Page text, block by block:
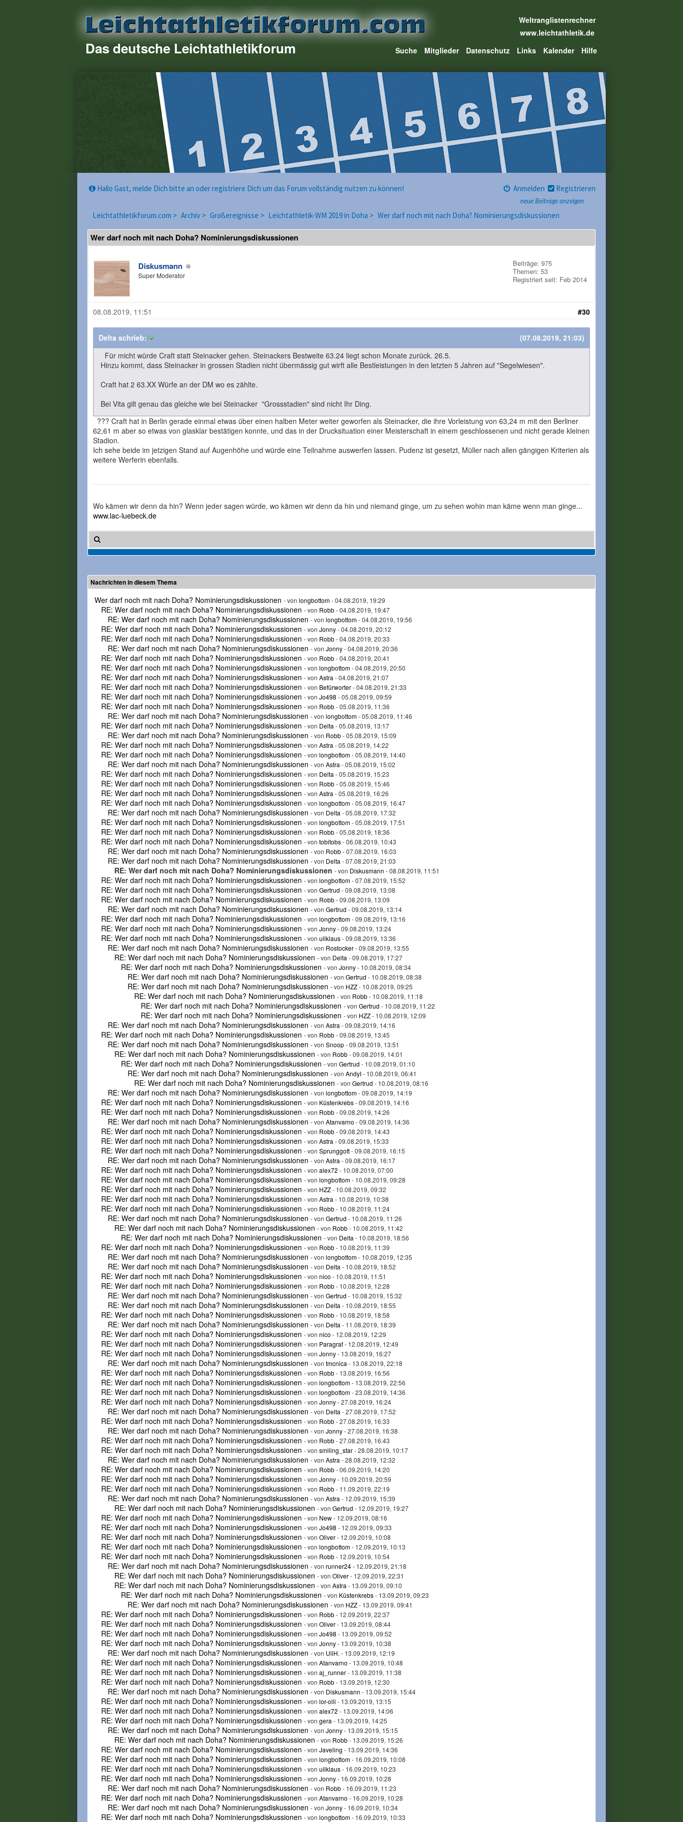
Das deutsche Leichtathletikforum
Weltranglistenrechner
www.leichtathletik.de
Suche
Mitglieder Datenschutz Links Kalender Hilfe
neue Beiträge anzeigen
Hallo Gast, melde Dich bitte an oder registriere Dich um das Forum vollständig nutzen zu können! Anmelden Registrieren
Leichtathletikforum.com > Archiv > Großereignisse > Leichtathletik-WM 2019 in Doha > Wer darf noch mit nach Doha? Nominierungsdiskussionen
Wer darf noch mit nach Doha? Nominierungsdiskussionen
Diskusmann
Super Moderator
Beiträge: 975
Themen: 53
Registriert seit: Feb 2014
#30
08.08.2019, 11:51
(07.08.2019, 21:03)
Delta schrieb:
Für micht würde Craft statt Steinacker gehen. Steinackers Bestweite 63.24 liegt schon Monate zurück. 26.5.
Hinzu kommt, dass Steinacker in grossen Stadien nicht übermässig gut wirft alle Bestleistungen in den letzten 5 Jahren auf "Segelwiesen".
Craft hat 2 63.XX Würfe an der DM wo es zählte.
Bei Vita gilt genau das gleiche wie bei Steinacker "Grossstadien" sind nicht Ihr Ding.
??? Craft hat in Berlin gerade einmal etwas über einen halben Meter weiter geworfen als Steinacker, die ihre Vorleistung von 63,24 m mit den Berliner
62,61 m aber so etwas von glasklar bestätigen konnte, und das in der Drucksituation einer Meisterschaft in einem geschlossenen und nicht gerade kleinen
Stadion.
Ich sehe beide im jetzigen Stand auf Augenhöhe und würde eine Teilnahme auswerfen lassen. Pudenz ist gesetzt, Müller nach allen gängigen Kriterien als
weitere Werferin ebenfalls.
Wo kämen wir denn da hin? Wenn jeder sagen würde, wo kämen wir denn da hin und niemand ginge, um zu sehen wohin man käme wenn man ginge...
www.lac-luebeck.de
Nachrichten in diesem Thema
Wer darf noch mit nach Doha? Nominierungsdiskussionen - von longbottom- 04.08.2019, 19:29
RE: Wer darf noch mit nach Doha? Nominierungsdiskussionen - von Robb- 04.08.2019, 19:47
RE: Wer darf noch mit nach Doha? Nominierungsdiskussionen - von longbottom- 04.08.2019, 19:56
RE: Wer darf noch mit nach Doha? Nominierungsdiskussionen - von Jonny- 04.08.2019, 20:12
RE: Wer darf noch mit nach Doha? Nominierungsdiskussionen - von Robb- 04.08.2019, 20:33
RE: Wer darf noch mit nach Doha? Nominierungsdiskussionen - von Jonny- 04.08.2019, 20:36
RE: Wer darf noch mit nach Doha? Nominierungsdiskussionen - von Robb- 04.08.2019, 20:41
RE: Wer darf noch mit nach Doha? Nominierungsdiskussionen - von longbottom- 04.08.2019, 20:50
RE: Wer darf noch mit nach Doha? Nominierungsdiskussionen - von Astra - 04.08.2019, 21:07
RE: Wer darf noch mit nach Doha? Nominierungsdiskussionen - von Befürworter- 04.08.2019, 21:33
RE: Wer darf noch mit nach Doha? Nominierungsdiskussionen - von Jo498 - 05.08.2019, 09:59
RE: Wer darf noch mit nach Doha? Nominierungsdiskussionen - von Robb- 05.08.2019, 11:36
RE: Wer darf noch mit nach Doha? Nominierungsdiskussionen - von longbottom- 05.08.2019, 11:46
RE: Wer darf noch mit nach Doha? Nominierungsdiskussionen - von Delta - 05.08.2019, 13:17
RE: Wer darf noch mit nach Doha? Nominierungsdiskussionen - von Robb- 05.08.2019, 15:09
RE: Wer darf noch mit nach Doha? Nominierungsdiskussionen - von Astra - 05.08.2019, 14:22
RE: Wer darf noch mit nach Doha? Nominierungsdiskussionen - von longbottom- 05.08.2019, 14:40
RE: Wer darf noch mit nach Doha? Nominierungsdiskussionen - von Astra - 05.08.2019, 15:02
RE: Wer darf noch mit nach Doha? Nominierungsdiskussionen - von Delta - 05.08.2019, 15:23
RE: Wer darf noch mit nach Doha? Nominierungsdiskussionen - von Robb- 05.08.2019, 15:46
RE: Wer darf noch mit nach Doha? Nominierungsdiskussionen - von Astra - 05.08.2019, 16:26
RE: Wer darf noch mit nach Doha? Nominierungsdiskussionen - von longbottom- 05.08.2019, 16:47
RE: Wer darf noch mit nach Doha? Nominierungsdiskussionen - von Delta - 05.08.2019, 17:32
RE: Wer darf noch mit nach Doha? Nominierungsdiskussionen - von longbottom- 05.08.2019, 17:51
RE: Wer darf noch mit nach Doha? Nominierungsdiskussionen - von Robb- 05.08.2019, 18:36
RE: Wer darf noch mit nach Doha? Nominierungsdiskussionen - von tobitobs- 06.08.2019, 10:43
RE: Wer darf noch mit nach Doha? Nominierungsdiskussionen - von Robb- 07.08.2019, 16:03
RE: Wer darf noch mit nach Doha? Nominierungsdiskussionen - von Delta - 07.08.2019, 21:03
RE: Wer darf noch mit nach Doha? Nominierungsdiskussionen - von Diskusmann - 08.08.2019, 11:51
RE: Wer darf noch mit nach Doha? Nominierungsdiskussionen - von longbottom- 07.08.2019, 15:52
RE: Wer darf noch mit nach Doha? Nominierungsdiskussionen - von Gertrud - 09.08.2019, 13:08
RE: Wer darf noch mit nach Doha? Nominierungsdiskussionen - von Robb- 09.08.2019, 13:09
RE: Wer darf noch mit nach Doha? Nominierungsdiskussionen - von Gertrud - 09.08.2019, 13:14
RE: Wer darf noch mit nach Doha? Nominierungsdiskussionen - von longbottom- 09.08.2019, 13:16
RE: Wer darf noch mit nach Doha? Nominierungsdiskussionen - von Jonny- 09.08.2019, 13:24
RE: Wer darf noch mit nach Doha? Nominierungsdiskussionen - von uliklaus- 09.08.2019, 13:36
RE: Wer darf noch mit nach Doha? Nominierungsdiskussionen - von Rostocker- 09.08.2019, 13:55
RE: Wer darf noch mit nach Doha? Nominierungsdiskussionen - von Delta - 09.08.2019, 17:27
RE: Wer darf noch mit nach Doha? Nominierungsdiskussionen - von Jonny- 10.08.2019, 08:34
RE: Wer darf noch mit nach Doha? Nominierungsdiskussionen - von Gertrud - 10.08.2019, 08:38
RE: Wer darf noch mit nach Doha? Nominierungsdiskussionen - von HZZ- 10.08.2019, 09:25
RE: Wer darf noch mit nach Doha? Nominierungsdiskussionen - von Robb- 10.08.2019, 11:18
RE: Wer darf noch mit nach Doha? Nominierungsdiskussionen - von Gertrud - 10.08.2019, 11:22
RE: Wer darf noch mit nach Doha? Nominierungsdiskussionen - von HZZ- 10.08.2019, 12:09
RE: Wer darf noch mit nach Doha? Nominierungsdiskussionen - von Astra - 09.08.2019, 14:16
RE: Wer darf noch mit nach Doha? Nominierungsdiskussionen - von Robb- 09.08.2019, 13:45
RE: Wer darf noch mit nach Doha? Nominierungsdiskussionen - von Snoop- 09.08.2019, 13:51
RE: Wer darf noch mit nach Doha? Nominierungsdiskussionen - von Robb- 09.08.2019, 14:01
RE: Wer darf noch mit nach Doha? Nominierungsdiskussionen - von Gertrud - 10.08.2019, 01:10
RE: Wer darf noch mit nach Doha? Nominierungsdiskussionen - von AndyI- 10.08.2019, 06:41
RE: Wer darf noch mit nach Doha? Nominierungsdiskussionen - von Gertrud - 10.08.2019, 08:16
RE: Wer darf noch mit nach Doha? Nominierungsdiskussionen - von longbottom- 09.08.2019, 14:19
RE: Wer darf noch mit nach Doha? Nominierungsdiskussionen - von Küstenkrebs- 09.08.2019, 14:16
RE: Wer darf noch mit nach Doha? Nominierungsdiskussionen - von Robb- 09.08.2019, 14:26
RE: Wer darf noch mit nach Doha? Nominierungsdiskussionen - von Atanvarno - 09.08.2019, 14:36
RE: Wer darf noch mit nach Doha? Nominierungsdiskussionen - von Robb- 09.08.2019, 14:43
RE: Wer darf noch mit nach Doha? Nominierungsdiskussionen - von Astra - 09.08.2019, 15:33
RE: Wer darf noch mit nach Doha? Nominierungsdiskussionen - von Sprunggott- 09.08.2019, 16:15
RE: Wer darf noch mit nach Doha? Nominierungsdiskussionen - von Astra - 09.08.2019, 16:17
RE: Wer darf noch mit nach Doha? Nominierungsdiskussionen - von alex72 - 10.08.2019, 07:00
RE: Wer darf noch mit nach Doha? Nominierungsdiskussionen - von longbottom- 10.08.2019, 09:28
RE: Wer darf noch mit nach Doha? Nominierungsdiskussionen - von HZZ- 10.08.2019, 09:32
RE: Wer darf noch mit nach Doha? Nominierungsdiskussionen - von Astra - 10.08.2019, 10:38
RE: Wer darf noch mit nach Doha? Nominierungsdiskussionen - von Robb- 10.08.2019, 11:24
RE: Wer darf noch mit nach Doha? Nominierungsdiskussionen - von Gertrud - 10.08.2019, 11:26
RE: Wer darf noch mit nach Doha? Nominierungsdiskussionen - von Robb- 10.08.2019, 11:42
RE: Wer darf noch mit nach Doha? Nominierungsdiskussionen - von Delta - 10.08.2019, 18:56
RE: Wer darf noch mit nach Doha? Nominierungsdiskussionen - von Robb- 10.08.2019, 11:39
RE: Wer darf noch mit nach Doha? Nominierungsdiskussionen - von longbottom- 10.08.2019, 12:35
RE: Wer darf noch mit nach Doha? Nominierungsdiskussionen - von Delta - 10.08.2019, 18:52
RE: Wer darf noch mit nach Doha? Nominierungsdiskussionen - von nico - 10.08.2019, 11:51
RE: Wer darf noch mit nach Doha? Nominierungsdiskussionen - von Robb- 10.08.2019, 12:28
RE: Wer darf noch mit nach Doha? Nominierungsdiskussionen - von Gertrud - 10.08.2019, 15:32
RE: Wer darf noch mit nach Doha? Nominierungsdiskussionen - von Delta - 10.08.2019, 18:55
RE: Wer darf noch mit nach Doha? Nominierungsdiskussionen - von Robb- 10.08.2019, 18:58
RE: Wer darf noch mit nach Doha? Nominierungsdiskussionen - von Delta - 11.08.2019, 18:39
RE: Wer darf noch mit nach Doha? Nominierungsdiskussionen - von nico - 12.08.2019, 12:29
RE: Wer darf noch mit nach Doha? Nominierungsdiskussionen - von Paragraf- 12.08.2019, 12:49
RE: Wer darf noch mit nach Doha? Nominierungsdiskussionen - von Jonny- 13.08.2019, 16:27
RE: Wer darf noch mit nach Doha? Nominierungsdiskussionen - von tmcnica - 13.08.2019, 22:18
RE: Wer darf noch mit nach Doha? Nominierungsdiskussionen - von Robb- 13.08.2019, 16:56
RE: Wer darf noch mit nach Doha? Nominierungsdiskussionen - von longbottom- 13.08.2019, 22:56
RE: Wer darf noch mit nach Doha? Nominierungsdiskussionen - von longbottom- 23.08.2019, 14:36
RE: Wer darf noch mit nach Doha? Nominierungsdiskussionen - von Jonny- 27.08.2019, 16:24
RE: Wer darf noch mit nach Doha? Nominierungsdiskussionen - von Delta - 27.08.2019, 17:52
RE: Wer darf noch mit nach Doha? Nominierungsdiskussionen - von Robb- 27.08.2019, 16:33
RE: Wer darf noch mit nach Doha? Nominierungsdiskussionen - von Jonny- 27.08.2019, 16:38
RE: Wer darf noch mit nach Doha? Nominierungsdiskussionen - von Robb- 27.08.2019, 16:43
RE: Wer darf noch mit nach Doha? Nominierungsdiskussionen - von smiling_star- 28.08.2019, 10:17
RE: Wer darf noch mit nach Doha? Nominierungsdiskussionen - von Astra - 28.08.2019, 12:32
RE: Wer darf noch mit nach Doha? Nominierungsdiskussionen - von Robb- 06.09.2019, 14:20
RE: Wer darf noch mit nach Doha? Nominierungsdiskussionen - von Jonny- 10.09.2019, 20:59
RE: Wer darf noch mit nach Doha? Nominierungsdiskussionen - von Robb- 11.09.2019, 22:19
RE: Wer darf noch mit nach Doha? Nominierungsdiskussionen - von Astra - 12.09.2019, 15:39
RE: Wer darf noch mit nach Doha? Nominierungsdiskussionen - von Gertrud - 12.09.2019, 19:27
RE: Wer darf noch mit nach Doha? Nominierungsdiskussionen - von New- 12.09.2019, 08:16
RE: Wer darf noch mit nach Doha? Nominierungsdiskussionen - von Jo498 - 12.09.2019, 09:33
RE: Wer darf noch mit nach Doha? Nominierungsdiskussionen - von Oliver- 12.09.2019, 10:08
RE: Wer darf noch mit nach Doha? Nominierungsdiskussionen - von longbottom- 12.09.2019, 10:13
RE: Wer darf noch mit nach Doha? Nominierungsdiskussionen - von Robb- 12.09.2019, 10:54
RE: Wer darf noch mit nach Doha? Nominierungsdiskussionen - von runner24- 12.09.2019, 21:18
RE: Wer darf noch mit nach Doha? Nominierungsdiskussionen - von Oliver- 12.09.2019, 22:31
RE: Wer darf noch mit nach Doha? Nominierungsdiskussionen - von Astra - 13.09.2019, 09:10
RE: Wer darf noch mit nach Doha? Nominierungsdiskussionen - von Küstenkrebs- 13.09.2019, 09:23
RE: Wer darf noch mit nach Doha? Nominierungsdiskussionen - von HZZ- 13.09.2019, 09:41
RE: Wer darf noch mit nach Doha? Nominierungsdiskussionen - von Robb- 12.09.2019, 22:37
RE: Wer darf noch mit nach Doha? Nominierungsdiskussionen - von Oliver- 13.09.2019, 08:44
RE: Wer darf noch mit nach Doha? Nominierungsdiskussionen - von Jo498 - 13.09.2019, 09:52
RE: Wer darf noch mit nach Doha? Nominierungsdiskussionen - von Jonny- 13.09.2019, 10:38
RE: Wer darf noch mit nach Doha? Nominierungsdiskussionen - von UliH. - 13.09.2019, 12:19
RE: Wer darf noch mit nach Doha? Nominierungsdiskussionen - von Atanvarno - 13.09.2019, 10:48
RE: Wer darf noch mit nach Doha? Nominierungsdiskussionen - von aj_runner- 13.09.2019, 11:38
RE: Wer darf noch mit nach Doha? Nominierungsdiskussionen - von Robb- 13.09.2019, 12:30
RE: Wer darf noch mit nach Doha? Nominierungsdiskussionen - von Diskusmann - 13.09.2019, 15:44
RE: Wer darf noch mit nach Doha? Nominierungsdiskussionen - von lor-olli - 13.09.2019, 13:15
RE: Wer darf noch mit nach Doha? Nominierungsdiskussionen - von alex72 - 13.09.2019, 14:06
RE: Wer darf noch mit nach Doha? Nominierungsdiskussionen - von gera - 13.09.2019, 14:25
RE: Wer darf noch mit nach Doha? Nominierungsdiskussionen - von Jonny- 13.09.2019, 15:15
RE: Wer darf noch mit nach Doha? Nominierungsdiskussionen - von Robb- 13.09.2019, 15:26
RE: Wer darf noch mit nach Doha? Nominierungsdiskussionen - von Javeling - 13.09.2019, 14:36
RE: Wer darf noch mit nach Doha? Nominierungsdiskussionen - von longbottom- 16.09.2019, 10:08
RE: Wer darf noch mit nach Doha? Nominierungsdiskussionen - von uliklaus- 16.09.2019, 10:23
RE: Wer darf noch mit nach Doha? Nominierungsdiskussionen - von Jonny- 16.09.2019, 10:28
RE: Wer darf noch mit nach Doha? Nominierungsdiskussionen - von Robb- 16.09.2019, 11:23
RE: Wer darf noch mit nach Doha? Nominierungsdiskussionen - von Atanvarno - 16.09.2019, 10:28
RE: Wer darf noch mit nach Doha? Nominierungsdiskussionen - von Jonny- 16.09.2019, 10:34
RE: Wer darf noch mit nach Doha? Nominierungsdiskussionen - von longbottom- 16.09.2019, 10:33